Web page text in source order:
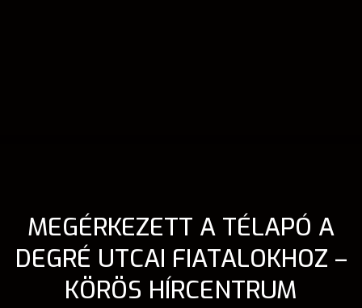
MEGÉRKEZETT A TÉLAPÓ A
DEGRÉ UTCAI FIATALOKHOZ –
KÖRÖS HÍRCENTRUM